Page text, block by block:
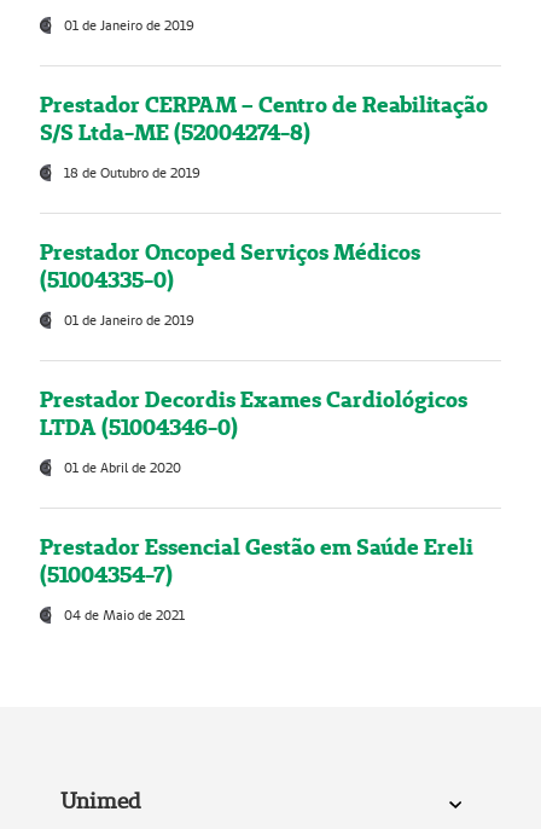
01 de Janeiro de 2019
Prestador CERPAM – Centro de Reabilitação
S/S Ltda-ME (52004274-8)
18 de Outubro de 2019
Prestador Oncoped Serviços Médicos
(51004335-0)
01 de Janeiro de 2019
Prestador Decordis Exames Cardiológicos
LTDA (51004346-0)
01 de Abril de 2020
Prestador Essencial Gestão em Saúde Ereli
(51004354-7)
04 de Maio de 2021
Unimed